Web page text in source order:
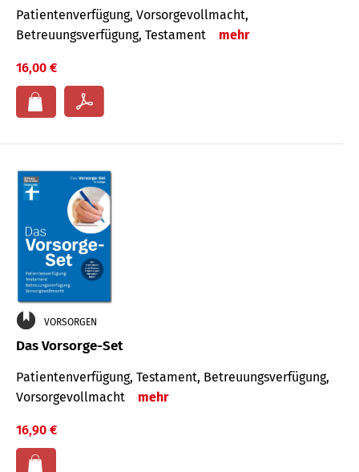
Patientenverfügung, Vorsorgevollmacht,
Betreuungsverfügung, Testament
mehr
16,00 €
VORSORGEN
Das Vorsorge-Set
Patienten­ver­fügung, Testa­ment, Be­treuungs­verfü­gung,
Vor­sorge­voll­macht
mehr
16,90 €